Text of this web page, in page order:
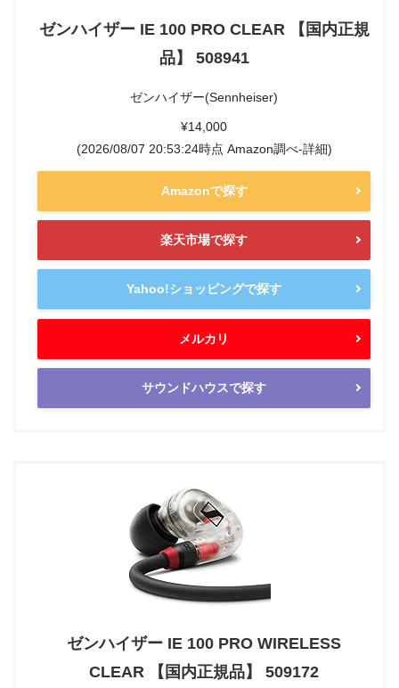
ゼンハイザー IE 100 PRO CLEAR 【国内正規
品】 508941
ゼンハイザー(Sennheiser)
¥14,000
(2026/08/07 20:53:24時点 Amazon調べ-詳細)
Amazonで探す
楽天市場で探す
Yahoo!ショッピングで探す
メルカリ
サウンドハウスで探す
ゼンハイザー IE 100 PRO WIRELESS
CLEAR 【国内正規品】 509172